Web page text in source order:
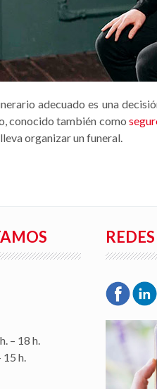
adecuado es una
conocido también como
organizar un funeral.
– 18 h.
15 h.